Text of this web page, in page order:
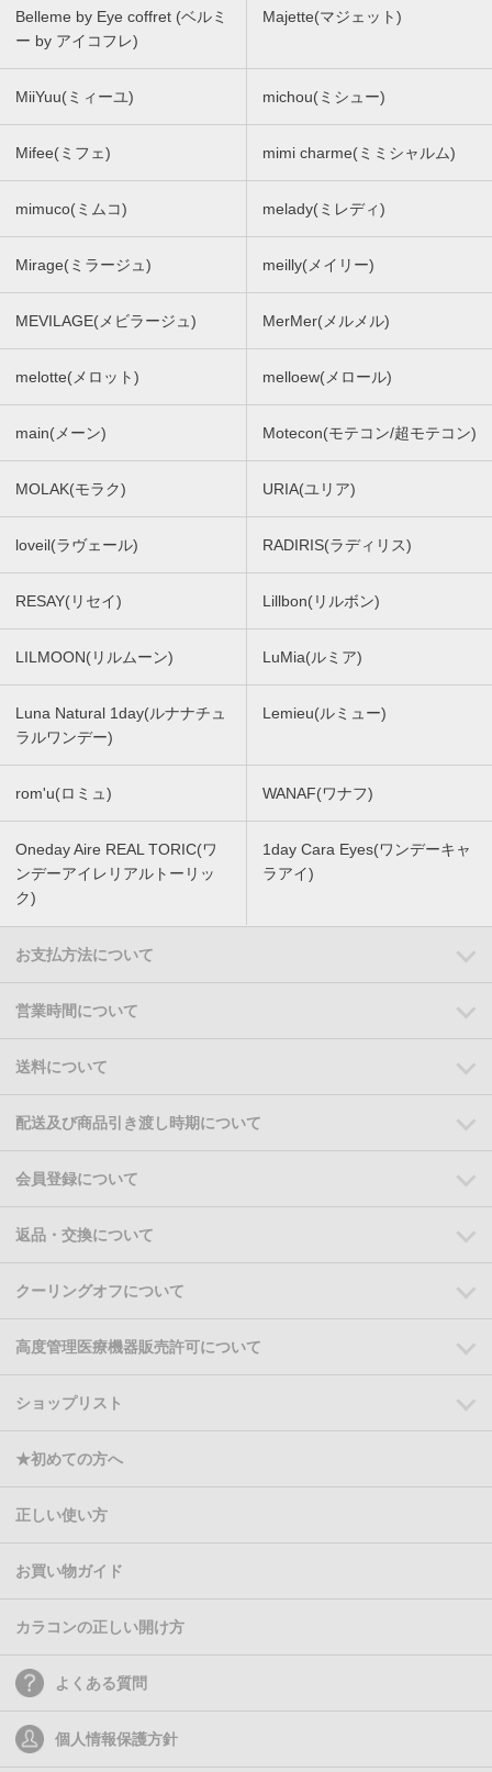
Belleme by Eye coffret (ベルミ
ー by アイコフレ)
Majette(マジェット)
MiiYuu(ミィーユ) michou(ミシュー)
Mifee(ミフェ) mimi charme(ミミシャルム)
mimuco(ミムコ) melady(ミレディ)
Mirage(ミラージュ) meilly(メイリー)
MEVILAGE(メビラージュ) MerMer(メルメル)
melotte(メロット) melloew(メロール)
main(メーン) Motecon(モテコン/超モテコン)
MOLAK(モラク) URIA(ユリア)
loveil(ラヴェール) RADIRIS(ラディリス)
RESAY(リセイ) Lillbon(リルボン)
LILMOON(リルムーン) LuMia(ルミア)
Luna Natural 1day(ルナナチュ
ラルワンデー)
Lemieu(ルミュー)
rom'u(ロミュ) WANAF(ワナフ)
Oneday Aire REAL TORIC(ワ
ンデーアイレリアルトーリッ
ク)
1day Cara Eyes(ワンデーキャ
ラアイ)
お支払方法について
営業時間について
送料について
配送及び商品引き渡し時期について
会員登録について
返品・交換について
クーリングオフについて
高度管理医療機器販売許可について
ショップリスト
★初めての方へ
正しい使い方
お買い物ガイド
カラコンの正しい開け方
よくある質問
個人情報保護方針